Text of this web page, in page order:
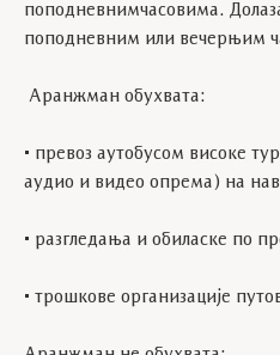
поподневнимчасовима.
поподневним или вечерњим
Аранжман обухвата:
• превоз аутобусом високе
аудио и видео опрема) на
• разгледања и обиласке по
• трошкове организације